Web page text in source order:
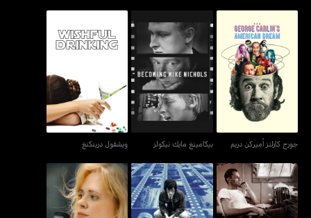
جورج كارلنز أميركن دريم
جورج كارلنز أميركن دريم
بيكامينغ مايك نيكولز
بيكامينغ مايك نيكولز ويشفول درينكنغ